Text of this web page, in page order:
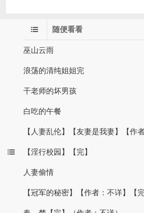
随便看看
巫山云雨
浪荡的清纯姐姐完
干老师的坏男孩
白吃的午餐
【人妻乱伦】【友妻是我妻】【作
【淫行校园】【完】
人妻偷情
【冠军的秘密】【作者：不详】【完